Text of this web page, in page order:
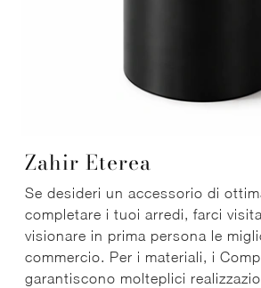
Zahir Eterea
Se desideri un accessorio di
completare i tuoi arredi, farci
visionare in prima persona le
commercio. Per i materiali, i
garantiscono molteplici